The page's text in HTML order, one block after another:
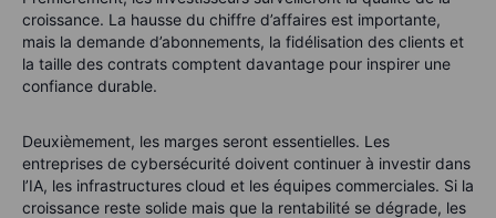
croissance. La hausse du chiffre d’affaires est importante,
mais la demande d’abonnements, la fidélisation des clients et
la taille des contrats comptent davantage pour inspirer une
confiance durable.
Deuxièmement, les marges seront essentielles. Les
entreprises de cybersécurité doivent continuer à investir dans
l’IA, les infrastructures cloud et les équipes commerciales. Si la
croissance reste solide mais que la rentabilité se dégrade, les